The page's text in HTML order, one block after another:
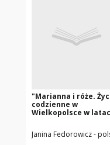
"Marianna i róże.
codzienne w
Wielkopolsce w
rodzinnej"
Janina Fedorowicz -